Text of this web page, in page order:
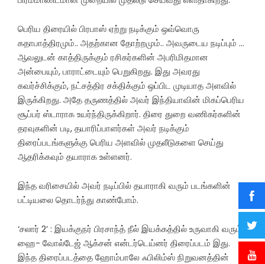
பெரிய திரையில் பிரபாஸ் ஏற்று நடிக்கும் ஒவ்வொரு
கதாபாத்திரமும்.. அதற்கான தோற்றமும்.. அவருடைய நடிப்பும் …
ஆவலுடன் காத்திருக்கும் ரசிகர்களின் அபரிமிதமான
அன்பையும், பாராட்டையும் பெறுகிறது. இது அவரது
கவர்ச்சிக்கும், நட்சத்திர சக்திக்கும் ஒப்பிட முடியாத அளவில்
இருக்கிறது. அதே தருணத்தில் அவர் இந்தியாவின் மிகப்பெரிய
சூப்பர் ஸ்டாராக உயர்ந்திருக்கிறார். திரை துறை வணிகர்களின்
தரவுகளின் படி, தயாரிப்பாளர்கள் அவர் நடிக்கும்
திரைப்படங்களுக்கு பெரிய அளவில் முதலீடுகளை செய்து
ஆதரிக்கவும் தயாராக உள்ளனர்.
இந்த வரிசையில் அவர் நடிப்பில் தயாராகி வரும் படங்களின்
பட்டியலை தொடர்ந்து காண்போம்.
‘சலார் 2’ : இயக்குநர் பிரசாந்த் நீல் இயக்கத்தில் உருவாகி வரும்
ஹை- வோல்டேஜ் ஆக்சன் என்டர்டெய்னர் திரைப்படம் இது.
இந்த திரைப்படத்தை ஹோம்பாலே ஃபிலிம்ஸ் நிறுவனத்தின்